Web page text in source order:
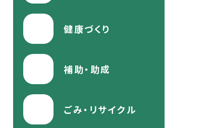
健康づくり
補助・助成
ごみ・リサイクル